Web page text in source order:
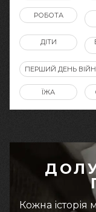
РОБОТА
ДІТИ
ПЕРШИЙ ДЕНЬ
ЇЖА
Кожна історія